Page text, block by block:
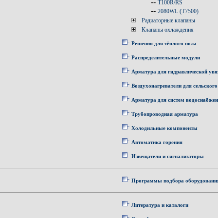
-- T100R/RS
-- 2080WL (T7500)
Радиаторные клапаны
Клапаны охлаждения
Решения для тёплого пола
Распределительные модули
Арматура для гидравлической
Воздухонагреватели для
Арматура для систем
Трубопроводная арматура
Холодильные компоненты
Автоматика горения
Извещатели и сигнализаторы
Программы подбора
Литература и каталоги